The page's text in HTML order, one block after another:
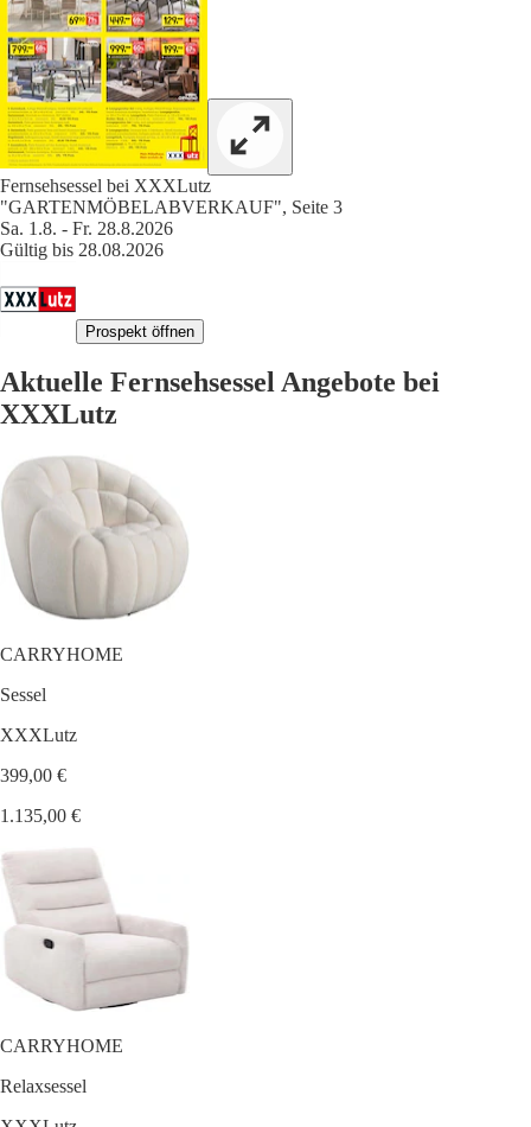
Fernsehsessel bei XXXLutz
"GARTENMÖBELABVERKAUF", Seite 3
Sa. 1.8. - Fr. 28.8.2026
Gültig bis 28.08.2026
Prospekt öffnen
Aktuelle Fernsehsessel Angebote bei
XXXLutz
CARRYHOME
Sessel
XXXLutz
399,00 €
1.135,00 €
CARRYHOME
Relaxsessel